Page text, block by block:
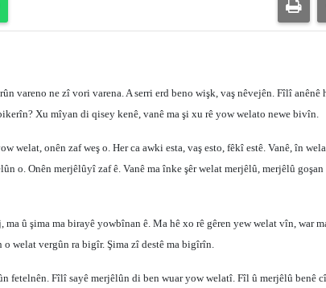
vareno ne zî vori varena. A serri erd beno wişk, vaş nêvejên. Fîlî anênê
Xu mîyan di qisey kenê, vanê ma şi xu rê yow welato newe bivîn.
welat, onên zaf weş o. Her ca awki esta, vaş esto, fêkî estê. Vanê, în
o. Onên merjêlûyî zaf ê. Vanê ma înke şêr welat merjêlû, merjêlû goşan
ma û şima ma birayê yowbînan ê. Ma hê xo rê gêren yew welat vîn, war
o welat vergûn ra bigîr. Şima zî destê ma bigîrîn.
fetelnên. Fîlî sayê merjêlûn di ben wuar yow welatî. Fîl û merjêlû benê